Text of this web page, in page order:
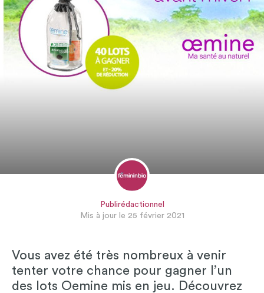
Publirédactionnel
Mis à jour le 25 février 2021
Vous avez été très nombreux à venir
tenter votre chance pour gagner l’un
des lots Oemine mis en jeu. Découvrez